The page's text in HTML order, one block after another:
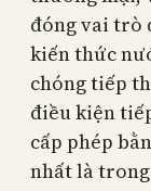
đóng vai trò
kiến thức
chóng tiếp
điều kiện
cấp phép
nhất là